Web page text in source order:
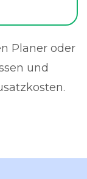
Planer oder
und